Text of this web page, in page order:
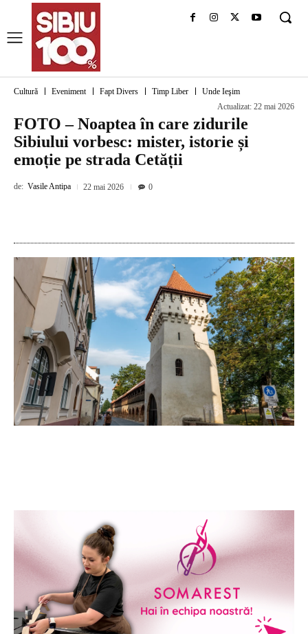
Cultură Eveniment Fapt Divers Timp Liber
Unde Ieşim
Actualizat: 22 mai 2026
FOTO – Noaptea în care zidurile
Sibiului vorbesc: mister, istorie și
emoție pe strada Cetății
de: Vasile Antipa 22 mai 2026 0